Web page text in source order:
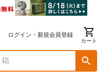
ログイン・新規会員登録
カート